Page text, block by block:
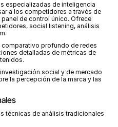
especializadas de inteligencia
a los competidores a través de
de control único. Ofrece
social listening, análisis
profundo de redes
detalladas de métricas de
social y de mercado
la percepción de la marca y las
técnicas de análisis tradicionales